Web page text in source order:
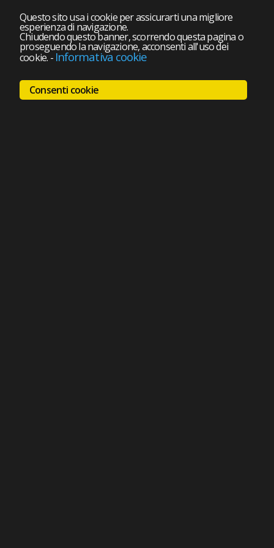
Questo sito usa i cookie per assicurarti una migliore
esperienza di navigazione.
Chiudendo questo banner, scorrendo questa pagina o
proseguendo la navigazione, acconsenti all'uso dei
cookie. - Informativa cookie
Consenti cookie